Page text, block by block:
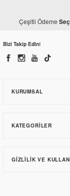
Çeşitli Ödeme
Bizi Takip Edin!
KURUMSAL
KATEGORILER
GIZLILIK VE